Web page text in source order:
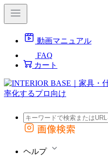
動画マニュアル
FAQ
カート
外部サイトの商品をカートに追加
画像検索
ヘルプ